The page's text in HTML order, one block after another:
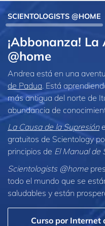
SCIENTOLOGISTS @HOME
¡Abbonanza!
@home
Andrea está en una
de Padua . Está
más antigua del norte de
abundancia de
La Causa de la Supresión
gratuitos de Scientology
principios de El Manual de
Scientologists @home
todo el mundo que se
saludables y están
Curso por Internet